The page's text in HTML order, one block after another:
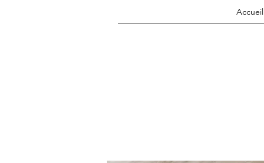
Accueil